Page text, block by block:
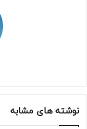
نوشته های مشابه